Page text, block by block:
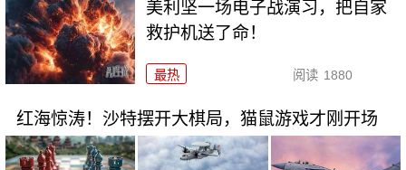
美利坚一场电子战演习，把自家
救护机送了命！
最热 阅读 1880
红海惊涛！沙特摆开大棋局，猫鼠游戏才刚开场